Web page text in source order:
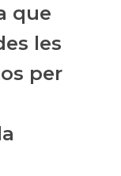
que
les
per